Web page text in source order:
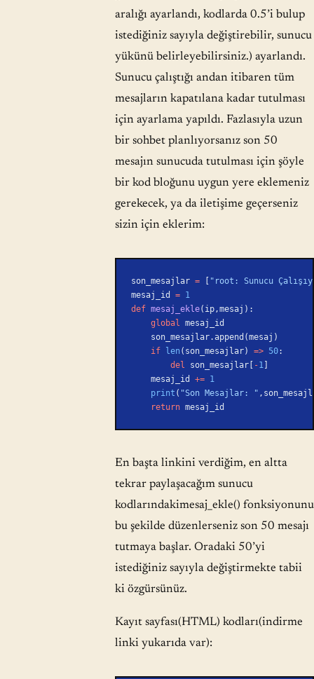
aralığı ayarlandı, kodlarda 0.5’i bulup
istediğiniz sayıyla değiştirebilir, sunucu
yükünü belirleyebilirsiniz.) ayarlandı.
Sunucu çalıştığı andan itibaren tüm
mesajların kapatılana kadar tutulması
için ayarlama yapıldı. Fazlasıyla uzun
bir sohbet planlıyorsanız son 50
mesajın sunucuda tutulması için şöyle
bir kod bloğunu uygun yere eklemeniz
gerekecek, ya da iletişime geçerseniz
sizin için eklerim:
son_mesajlar = [ "root: Sunucu
mesaj_id = 1
def mesaj_ekle(ip,mesaj):
    global
mesaj_id
    son_mesajlar.append(mesaj)
    if
len (son_mesajlar) => 50:
        del
son_mesajlar[ -1]
    mesaj_id
+= 1
    print
( "Son Mesajlar: "
    return
mesaj_id
En başta linkini verdiğim, en altta
tekrar paylaşacağım sunucu
kodlarındakimesaj_ekle() fonksiyonunu
bu şekilde düzenlerseniz son 50 mesajı
tutmaya başlar. Oradaki 50’yi
istediğiniz sayıyla değiştirmekte tabii
ki özgürsünüz.
Kayıt sayfası(HTML) kodları(indirme
linki yukarıda var):